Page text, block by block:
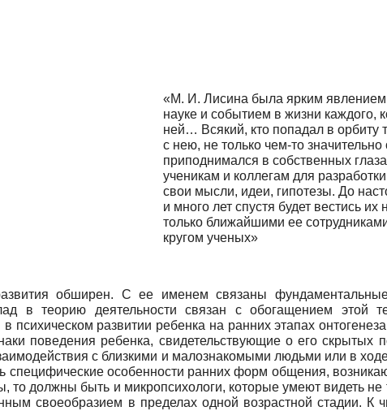
«М. И. Лисина была ярким явлением
науке и событием в жизни каждого,
ней… Всякий, кто попадал в орбиту
с нею, не только чем-то
приподнимался в собственных
ученикам и коллегам для
свои мысли, идеи, гипотезы. До
и много лет спустя будет вестись
только ближайшими ее
кругом ученых»
обширен. С ее именем связаны фундаментальные
в теорию деятельности связан с обогащением этой
развитии ребенка на ранних этапах
поведения ребенка, свидетельствующие о его скрытых
с близкими и малознакомыми людьми или в
особенности ранних форм общения,
то должны быть и микропсихологи, которые умеют видеть
своеобразием в пределах одной возрастной стадии. К